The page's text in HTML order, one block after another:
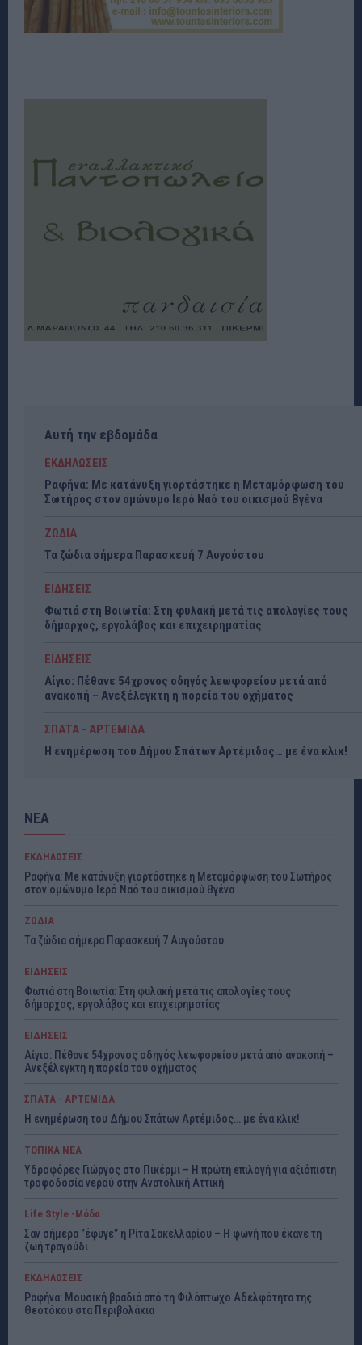
Αυτή την εβδομάδα
ΕΚΔΗΛΩΣΕΙΣ
Ραφήνα: Με κατάνυξη γιορτάστηκε η Μεταμόρφωση του
Σωτήρος στον ομώνυμο Ιερό Ναό του οικισμού Βγένα
ΖΩΔΙΑ
Τα ζώδια σήμερα Παρασκευή 7 Αυγούστου
ΕΙΔΗΣΕΙΣ
Φωτιά στη Βοιωτία: Στη φυλακή μετά τις απολογίες τους
δήμαρχος, εργολάβος και επιχειρηματίας
ΕΙΔΗΣΕΙΣ
Αίγιο: Πέθανε 54χρονος οδηγός λεωφορείου μετά από
ανακοπή – Ανεξέλεγκτη η πορεία του οχήματος
ΣΠΑΤΑ - ΑΡΤΕΜΙΔΑ
Η ενημέρωση του Δήμου Σπάτων Αρτέμιδος… με ένα κλικ!
ΝΕΑ
ΕΚΔΗΛΩΣΕΙΣ
Ραφήνα: Με κατάνυξη γιορτάστηκε η Μεταμόρφωση του Σωτήρος
στον ομώνυμο Ιερό Ναό του οικισμού Βγένα
ΖΩΔΙΑ
Τα ζώδια σήμερα Παρασκευή 7 Αυγούστου
ΕΙΔΗΣΕΙΣ
Φωτιά στη Βοιωτία: Στη φυλακή μετά τις απολογίες τους
δήμαρχος, εργολάβος και επιχειρηματίας
ΕΙΔΗΣΕΙΣ
Αίγιο: Πέθανε 54χρονος οδηγός λεωφορείου μετά από ανακοπή –
Ανεξέλεγκτη η πορεία του οχήματος
ΣΠΑΤΑ - ΑΡΤΕΜΙΔΑ
Η ενημέρωση του Δήμου Σπάτων Αρτέμιδος… με ένα κλικ!
ΤΟΠΙΚΑ ΝΕΑ
Υδροφόρες Γιώργος στο Πικέρμι – Η πρώτη επιλογή για αξιόπιστη
τροφοδοσία νερού στην Ανατολική Αττική
Life Style -Μόδα
Σαν σήμερα ”έφυγε” η Ρίτα Σακελλαρίου – Η φωνή που έκανε τη
ζωή τραγούδι
ΕΚΔΗΛΩΣΕΙΣ
Ραφήνα: Μουσική βραδιά από τη Φιλόπτωχο Αδελφότητα της
Θεοτόκου στα Περιβολάκια